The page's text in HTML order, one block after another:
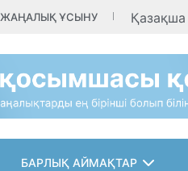
ЖАҢАЛЫҚ ҰСЫНУ Қазақша
БАРЛЫҚ АЙМАҚТАР